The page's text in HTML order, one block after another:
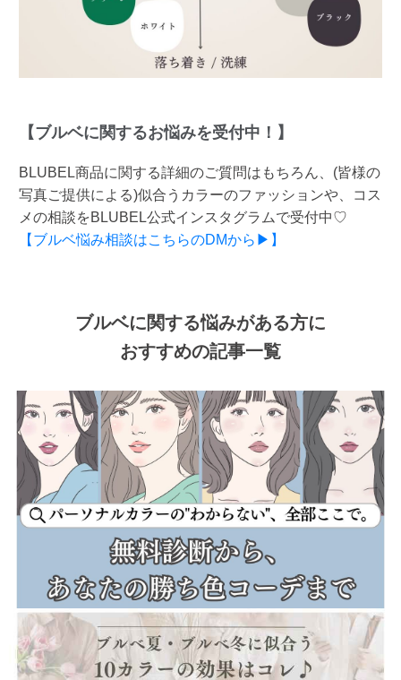
【ブルベに関するお悩みを受付中！】
BLUBEL商品に関する詳細のご質問はもちろん、(皆様の
写真ご提供による)似合うカラーのファッションや、コス
メの相談をBLUBEL公式インスタグラムで受付中♡
【ブルベ悩み相談はこちらのDMから▶】
ブルベに関する悩みがある方に
おすすめの記事一覧